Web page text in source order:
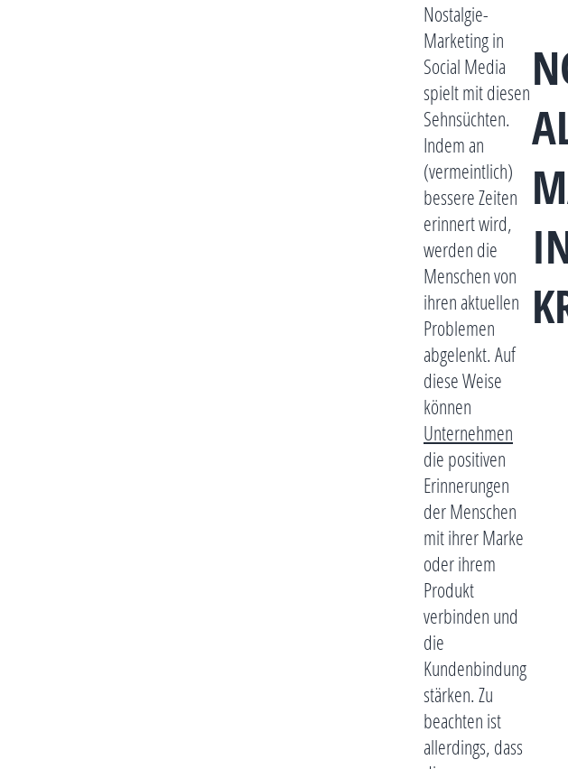
Nostalgie-
Marketing in
Social Media
spielt mit diesen
Sehnsüchten.
Indem an
(vermeintlich)
bessere Zeiten
erinnert wird,
werden die
Menschen von
ihren aktuellen
Problemen
abgelenkt. Auf
diese Weise
können
Unternehmen
die positiven
Erinnerungen
der Menschen
mit ihrer Marke
oder ihrem
Produkt
verbinden und
die
Kundenbindung
stärken. Zu
beachten ist
allerdings, dass